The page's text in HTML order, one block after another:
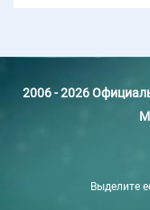
2006 - 2026
Выделите